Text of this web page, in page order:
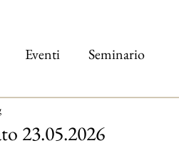
Eventi Seminario
23.05.2026